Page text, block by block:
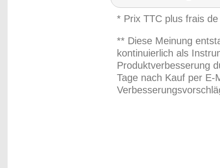
* Prix TTC plus frais
** Diese Meinung
kontinuierlich als
Produktverbesserung
Tage nach Kauf per E-